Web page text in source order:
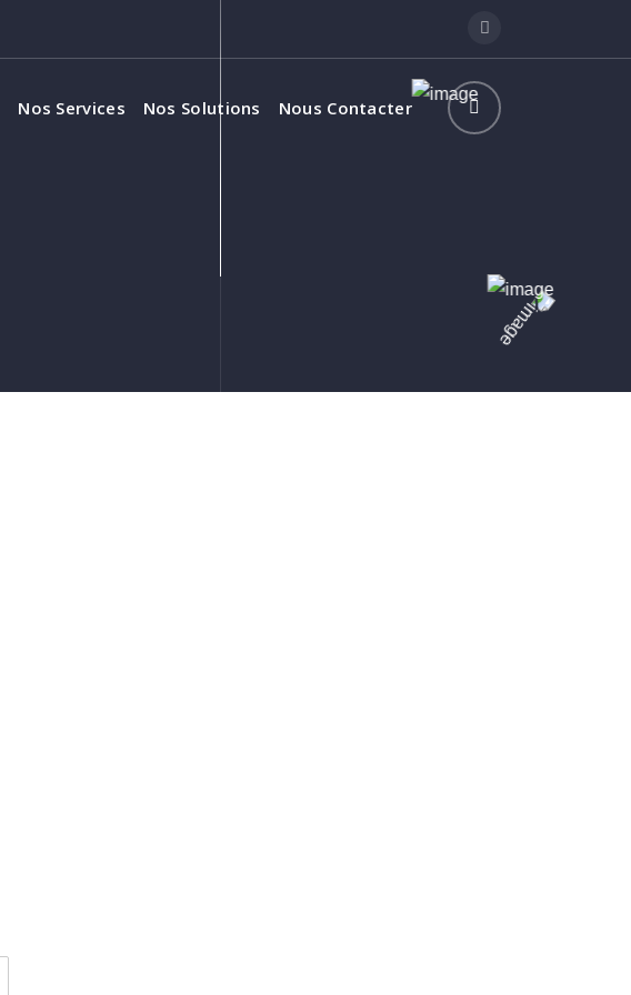
Nos Services Nos Solutions Nous Contacter